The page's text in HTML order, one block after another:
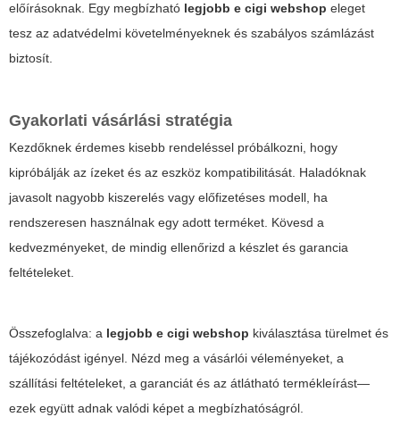
előírásoknak. Egy megbízható legjobb e cigi webshop eleget
tesz az adatvédelmi követelményeknek és szabályos számlázást
biztosít.
Gyakorlati vásárlási stratégia
Kezdőknek érdemes kisebb rendeléssel próbálkozni, hogy
kipróbálják az ízeket és az eszköz kompatibilitását. Haladóknak
javasolt nagyobb kiszerelés vagy előfizetéses modell, ha
rendszeresen használnak egy adott terméket. Kövesd a
kedvezményeket, de mindig ellenőrizd a készlet és garancia
feltételeket.
Összefoglalva: a legjobb e cigi webshop kiválasztása türelmet és
tájékozódást igényel. Nézd meg a vásárlói véleményeket, a
szállítási feltételeket, a garanciát és az átlátható termékleírást—
ezek együtt adnak valódi képet a megbízhatóságról.